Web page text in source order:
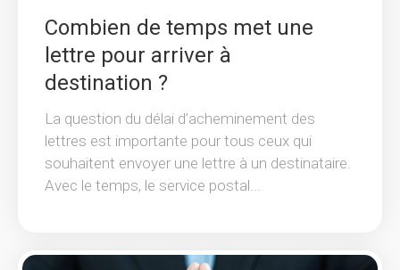
Combien de temps met une
lettre pour arriver à
destination ?
La question du délai d’acheminement des
lettres est importante pour tous ceux qui
souhaitent envoyer une lettre à un destinataire.
Avec le temps, le service postal...